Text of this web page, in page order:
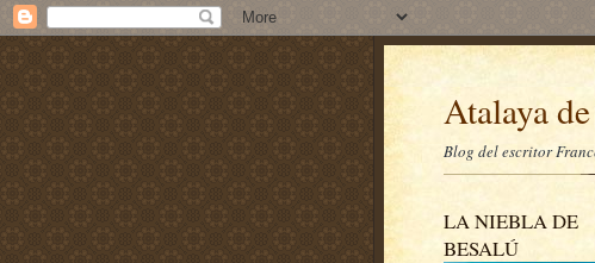
Atalaya
Blog del escritor
LA NIEBLA DE
BESALÚ